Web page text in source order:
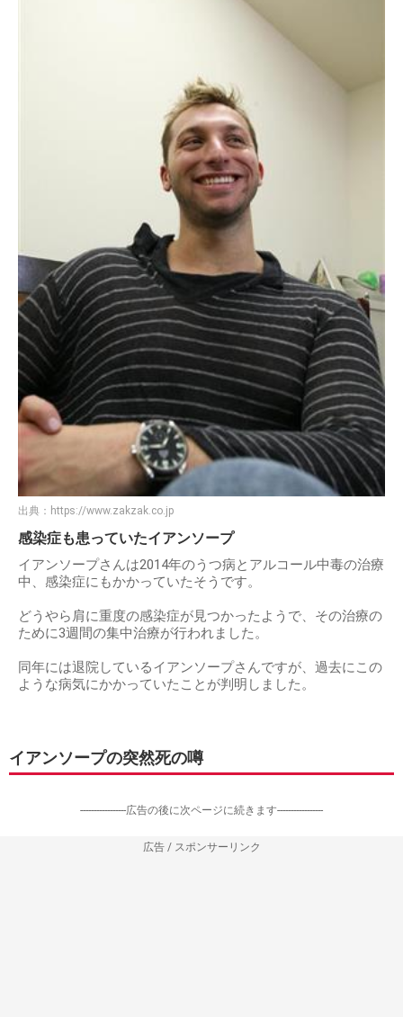
出典： https://www.zakzak.co.jp
感染症も患っていたイアンソープ
イアンソープさんは2014年のうつ病とアルコール中毒の治療
中、感染症にもかかっていたそうです。
どうやら肩に重度の感染症が見つかったようで、その治療の
ために3週間の集中治療が行われました。
同年には退院しているイアンソープさんですが、過去にこの
ような病気にかかっていたことが判明しました。
イアンソープの突然死の噂
-----------------広告の後に次ページに続きます-----------------
広告 / スポンサーリンク